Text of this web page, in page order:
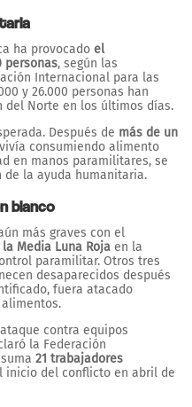
ha provocadoel
personas, según las
Internacional para las
y 26.000 personas han
del Norte en los últimos días.
Después de más de un
consumiendo alimento
en manos paramilitares, se
la ayuda humanitaria.
blanco
más graves con el
Media Luna Roja en la
paramilitar. Otros tres
desaparecidos después
fuera atacado
contra equipos
la Federación
suma21 trabajadores
inicio del conflicto en abril de